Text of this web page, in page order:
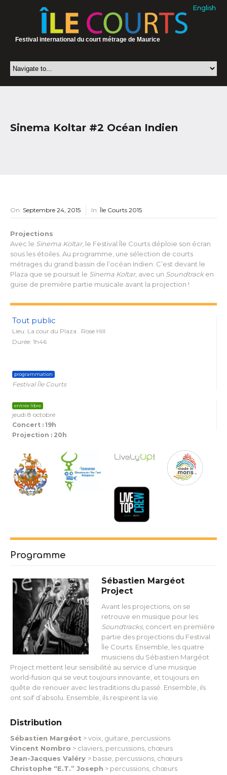
English
Festival international du court métrage de Maurice
Sinema Koltar #2 Océan Indien
On: Septembre 24, 2015 In:Île Courts 2015
Projections
Avec le Sinema Koltar, le Festival Île Courts déploie son écran
sous les étoiles. Au programme, une sélection de courts
métrages du grand bassin de l’océan Indien. C’est devant le
Plaza que se poursuit le Sinema Koltar, avec un Soundtracken
guise de première partie musicale avant la projection !
Tout public
Lieu: La cour du Plaza . Rose Hill
Durée: 1h46
programmation
Festival Île Courts
entrée libre
jeudi 8 octobre
Concert : 19h
Projection : 20h
Programme
Sébastien Margéot
Project
Avant les projections, on se
retrouve en musique pour les
Soundtracks, concert en première
partie des projections du Festival
Île Courts. Ensemble, les quatre
musiciens du Sébastien Margéot
Project mettent leur sensibilité au service d’une musique
world-fusion qui se veut toujours innovante, et toujours en
quête de renouer avec les traditions du passé. Ensemble, ils
ont soif d’absolu. Ensemble, ils respirent la vie.
Distribution
Sébastien Margéot > voix, guitare, percussions
Vincent Nombro > claviers, percussions, chœurs
Jean-Jacques Valéry > basse, percussions, chœurs
Christophe “E.T.” Joseph > percussions, chœurs